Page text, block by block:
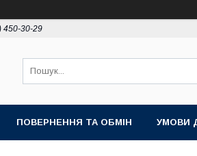
450-30-29
ПОВЕРНЕННЯ ТА ОБМІН УМОВИ